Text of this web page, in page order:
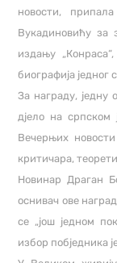
новости,
Вукадиновићу за
издању
биографија једног
За награду, једну
дјело на српском
Вечерњих
критичара,
Новинар Драган
оснивач ове
се „још једном
избор побједника